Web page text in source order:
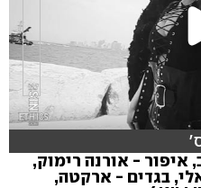
איפור - אורנה רימוק,
בגדים - ארקטה,